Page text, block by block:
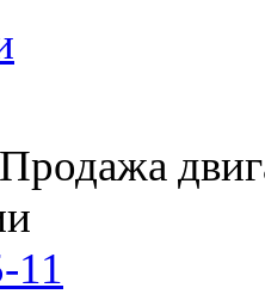
Продажа
11